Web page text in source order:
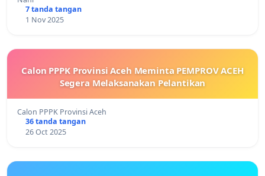
7 tanda tangan
1 Nov 2025
Calon PPPK Provinsi Aceh Meminta PEMPROV ACEH
Segera Melaksanakan Pelantikan
Calon PPPK Provinsi Aceh
36 tanda tangan
26 Oct 2025